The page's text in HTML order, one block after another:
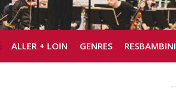
ALLER + LOIN GENRES RESBAMBINI